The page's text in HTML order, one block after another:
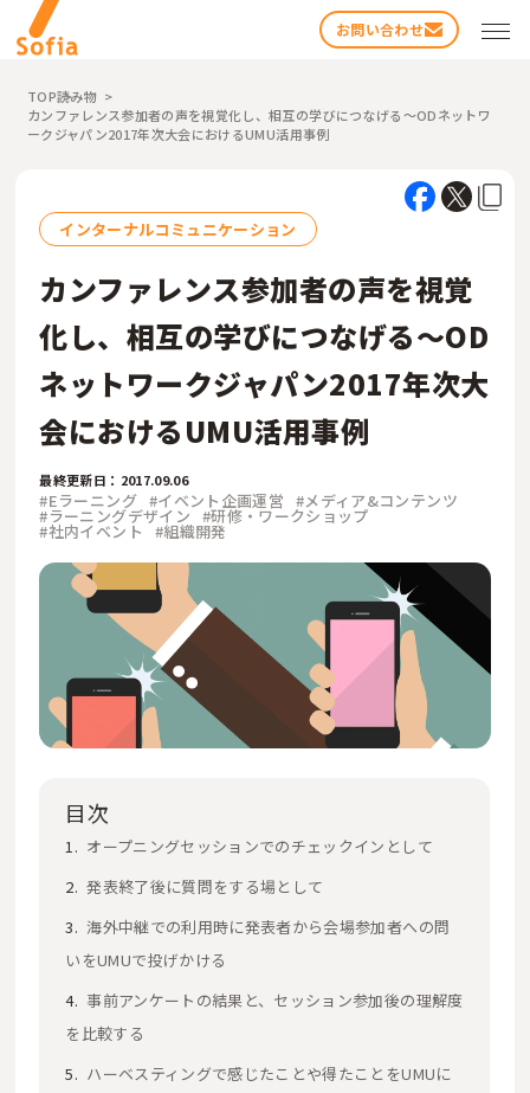
お問い合わせ
する
TOP読み物
カンファレンス参加者の声を視覚化し、相互の学びにつなげる～ODネットワ
ークジャパン2017年次大会におけるUMU活用事例
インターナルコミュニケーション
カンファレンス参加者の声を視覚
化し、相互の学びにつなげる～OD
ネットワークジャパン2017年次大
会におけるUMU活用事例
最終更新日：2017.09.06
#Eラーニング #イベント企画運営 #メディア&コンテンツ
#ラーニングデザイン #研修・ワークショップ
#社内イベント #組織開発
目次
オープニングセッションでのチェックインとして
発表終了後に質問をする場として
海外中継での利用時に発表者から会場参加者への問
いをUMUで投げかける
事前アンケートの結果と、セッション参加後の理解度
を比較する
ハーベスティングで感じたことや得たことをUMUに